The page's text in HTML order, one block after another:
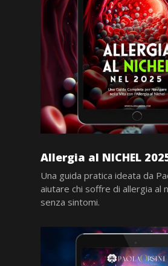
Allergia al NICHEL
Una guida pratica ideata da
aiutare chi soffre di allergia al
senza sintomi.